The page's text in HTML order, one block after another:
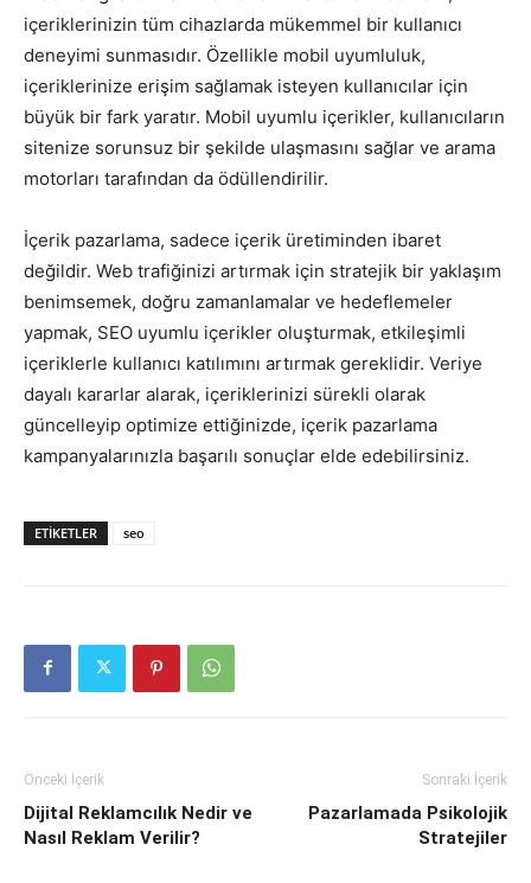
içeriklerinizin tüm cihazlarda mükemmel bir kullanıcı
deneyimi sunmasıdır. Özellikle mobil uyumluluk,
içeriklerinize erişim sağlamak isteyen kullanıcılar için
büyük bir fark yaratır. Mobil uyumlu içerikler, kullanıcıların
sitenize sorunsuz bir şekilde ulaşmasını sağlar ve arama
motorları tarafından da ödüllendirilir.
İçerik pazarlama, sadece içerik üretiminden ibaret
değildir. Web trafiğinizi artırmak için stratejik bir yaklaşım
benimsemek, doğru zamanlamalar ve hedeflemeler
yapmak, SEO uyumlu içerikler oluşturmak, etkileşimli
içeriklerle kullanıcı katılımını artırmak gereklidir. Veriye
dayalı kararlar alarak, içeriklerinizi sürekli olarak
güncelleyip optimize ettiğinizde, içerik pazarlama
kampanyalarınızla başarılı sonuçlar elde edebilirsiniz.
ETIKETLER seo
Önceki İçerik
Dijital Reklamcılık Nedir ve
Nasıl Reklam Verilir?
Sonraki İçerik
Pazarlamada Psikolojik
Stratejiler